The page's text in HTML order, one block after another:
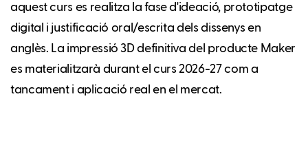
aquest curs es realitza la fase d'ideació, prototipatge
digital i justificació oral/escrita dels dissenys en
anglès. La impressió 3D definitiva del producte Maker
es materialitzarà durant el curs 2026-27 com a
tancament i aplicació real en el mercat.